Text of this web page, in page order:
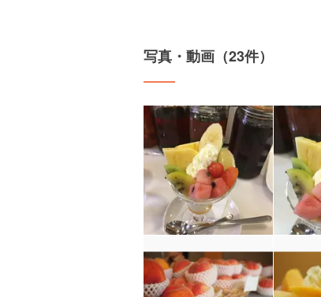
写真・動画（23件）